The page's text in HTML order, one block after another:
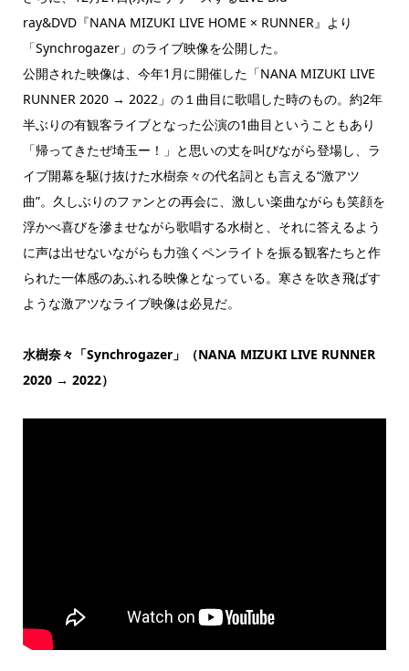
ray&DVD『NANA MIZUKI LIVE HOME × RUNNER』より
「Synchrogazer」のライブ映像を公開した。
公開された映像は、今年1月に開催した「NANA MIZUKI LIVE
RUNNER 2020 → 2022」の１曲目に歌唱した時のもの。約2年
半ぶりの有観客ライブとなった公演の1曲目ということもあり
「帰ってきたぜ埼玉ー！」と思いの丈を叫びながら登場し、ラ
イブ開幕を駆け抜けた水樹奈々の代名詞とも言える“激アツ
曲”。久しぶりのファンとの再会に、激しい楽曲ながらも笑顔を
浮かべ喜びを滲ませながら歌唱する水樹と、それに答えるよう
に声は出せないながらも力強くペンライトを振る観客たちと作
られた一体感のあふれる映像となっている。寒さを吹き飛ばす
ような激アツなライブ映像は必見だ。
水樹奈々「Synchrogazer」（NANA MIZUKI LIVE RUNNER
2020 → 2022）